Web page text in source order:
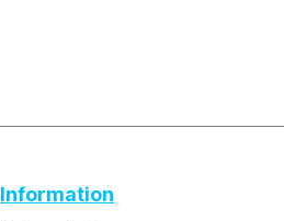
Information